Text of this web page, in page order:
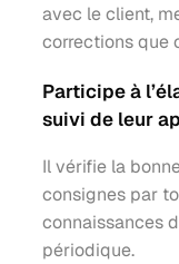
avec le client,
corrections que
Participe à
suivi de leur
Il vérifie la
consignes par
connaissances
périodique.